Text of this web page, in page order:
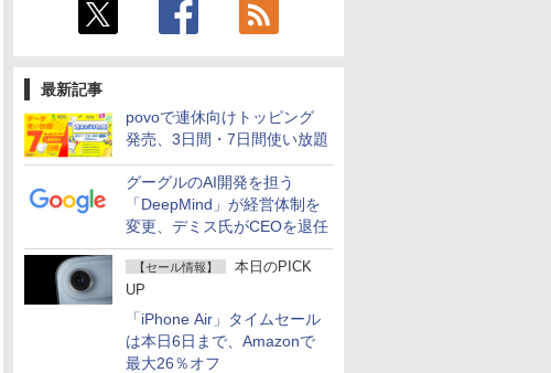
最新記事
povoで連休向けトッピング
発売、3日間・7日間使い放題
グーグルのAI開発を担う
「DeepMind」が経営体制を
変更、デミス氏がCEOを退任
【セール情報】
本日のPICK
UP
「iPhone Air」タイムセール
は本日6日まで、Amazonで
最大26％オフ